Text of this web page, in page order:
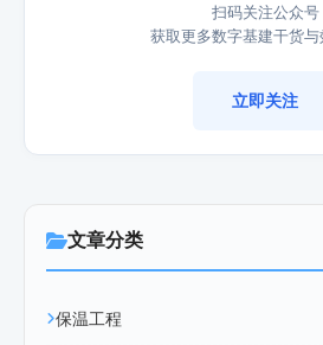
扫码关注公众号
获取更多数字基建干货
立即关注
文章分类
保温工程